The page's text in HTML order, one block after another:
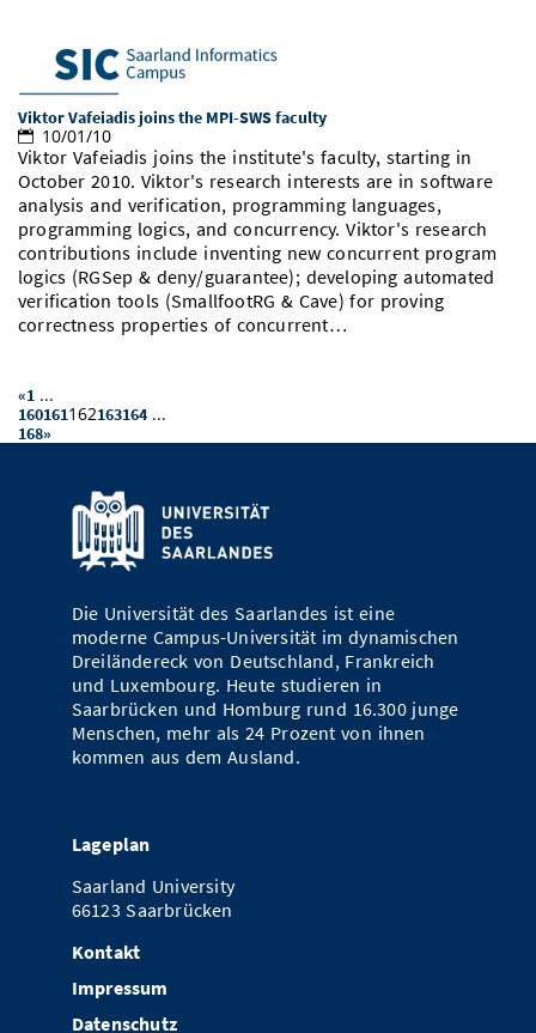
Viktor Vafeiadis joins the MPI-SWS faculty
10/01/10
Viktor Vafeiadis joins the institute's faculty, starting in
October 2010. Viktor's research interests are in software
analysis and verification, programming languages,
programming logics, and concurrency. Viktor's research
contributions include inventing new concurrent program
logics (RGSep & deny/guarantee); developing automated
verification tools (SmallfootRG & Cave) for proving
correctness properties of concurrent…
«1 ...
160161162163164 ...
168»
Die Universität des Saarlandes ist eine
moderne Campus-Universität im dynamischen
Dreiländereck von Deutschland, Frankreich
und Luxembourg. Heute studieren in
Saarbrücken und Homburg rund 16.300 junge
Menschen, mehr als 24 Prozent von ihnen
kommen aus dem Ausland.
Lageplan
Saarland University
66123 Saarbrücken
Kontakt
Impressum
Datenschutz